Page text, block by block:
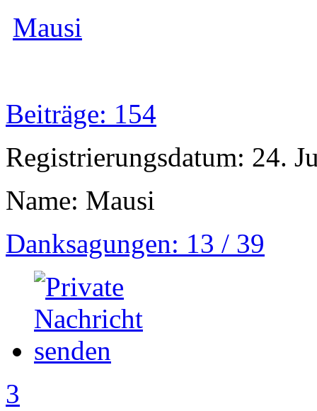
Mausi
Beiträge: 154
Registrierungsdatum: 24.
Name: Mausi
Danksagungen: 13 / 39
3